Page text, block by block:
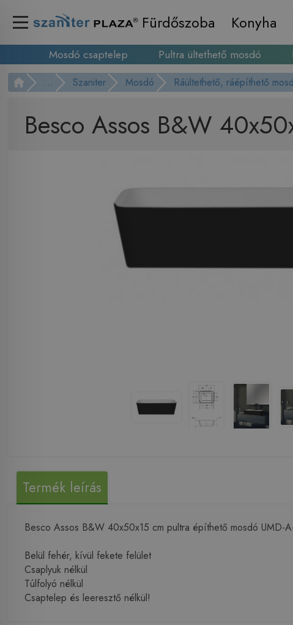
Fürdőszoba Konyha
Mosdó csaptelep Pultra ültethető mosdó
... Szaniter Mosdó Ráültethető, ráépíthető
Besco Assos B&W
Termék leírás
Besco Assos B&W 40x50x15 cm pultra építhető mosdó UMD-
Belül fehér, kívül fekete felület
Csaplyuk nélkül
Túlfolyó nélkül
Csaptelep és leeresztő nélkül!